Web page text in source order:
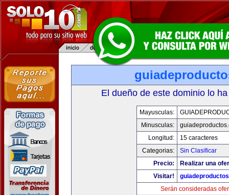
El dueño de este dominio lo
Mayusculas:
Minusculas:
Longitud:
15 caracteres
Categorias:
Sin Clasificar
Precio:
Realizar una
Visitar!
Serán consideradas